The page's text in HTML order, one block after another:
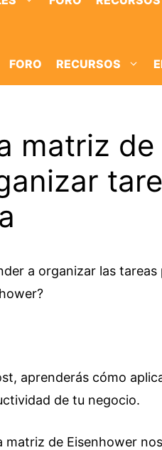
FORO RECURSOS
matriz
a organizar las
aprenderás cómo
de tu negocio.
matriz de Eisenhower